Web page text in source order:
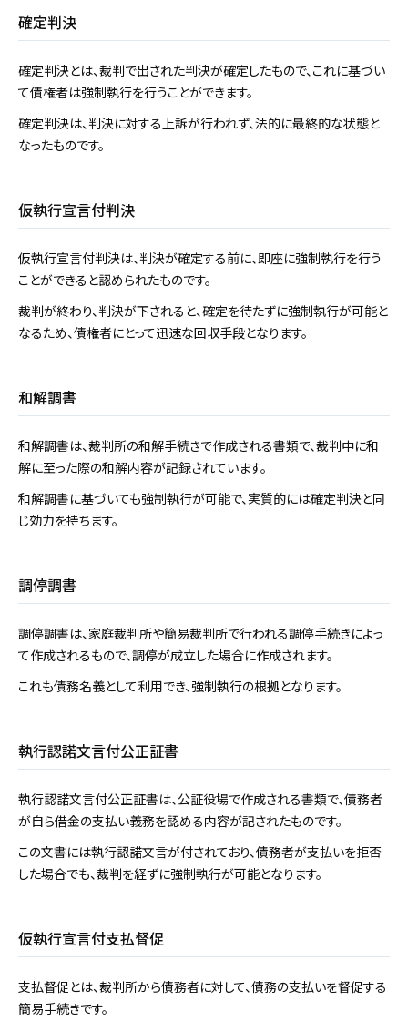
確定判決
確定判決とは、裁判で出された判決が確定したもので、これに基づい
て債権者は強制執行を行うことができます。
確定判決は、判決に対する上訴が行われず、法的に最終的な状態と
なったものです。
仮執行宣言付判決
仮執行宣言付判決は、判決が確定する前に、即座に強制執行を行う
ことができると認められたものです。
裁判が終わり、判決が下されると、確定を待たずに強制執行が可能と
なるため、債権者にとって迅速な回収手段となります。
和解調書
和解調書は、裁判所の和解手続きで作成される書類で、裁判中に和
解に至った際の和解内容が記録されています。
和解調書に基づいても強制執行が可能で、実質的には確定判決と同
じ効力を持ちます。
調停調書
調停調書は、家庭裁判所や簡易裁判所で行われる調停手続きによっ
て作成されるもので、調停が成立した場合に作成されます。
これも債務名義として利用でき、強制執行の根拠となります。
執行認諾文言付公正証書
執行認諾文言付公正証書は、公証役場で作成される書類で、債務者
が自ら借金の支払い義務を認める内容が記されたものです。
この文書には執行認諾文言が付されており、債務者が支払いを拒否
した場合でも、裁判を経ずに強制執行が可能となります。
仮執行宣言付支払督促
支払督促とは、裁判所から債務者に対して、債務の支払いを督促する
簡易手続きです。